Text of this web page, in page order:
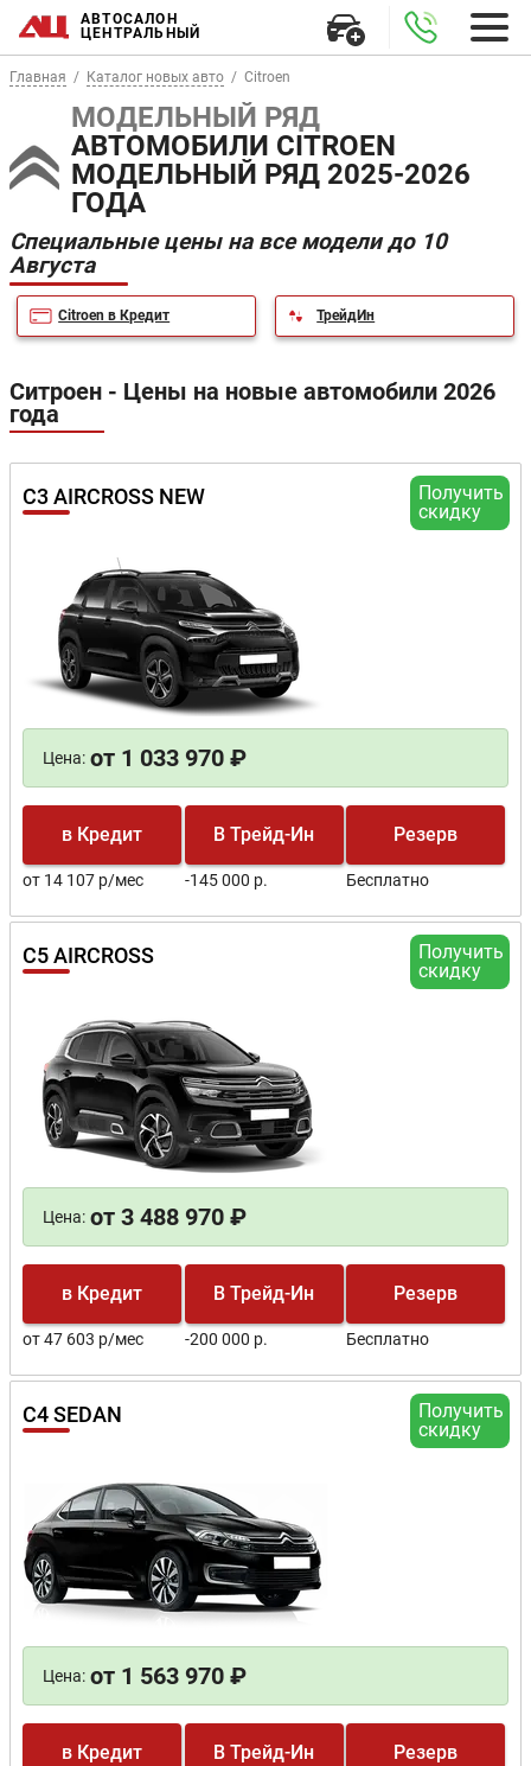
АВТОСАЛОН
ЦЕНТРАЛЬНЫЙ
Главная Каталог новых авто Citroen
МОДЕЛЬНЫЙ РЯД
АВТОМОБИЛИ CITROEN
МОДЕЛЬНЫЙ РЯД 2025-2026
ГОДА
Специальные цены на все модели до 10
Августа
Citroen в Кредит ТрейдИн
Ситроен - Цены на новые автомобили 2026
года
Получить
скидку
C3 AIRCROSS NEW
Цена: от 1 033 970 ₽
в Кредит
от 14 107 р/мес
В Трейд-Ин
-145 000 р.
Резерв
Бесплатно
Получить
скидку
C5 AIRCROSS
Цена: от 3 488 970 ₽
в Кредит
от 47 603 р/мес
В Трейд-Ин
-200 000 р.
Резерв
Бесплатно
Получить
скидку
C4 SEDAN
Цена: от 1 563 970 ₽
в Кредит В Трейд-Ин Резерв